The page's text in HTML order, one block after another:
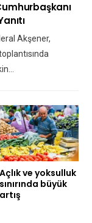
Akşener,
Açlık ve yoksulluk
sınırında büyük
artış